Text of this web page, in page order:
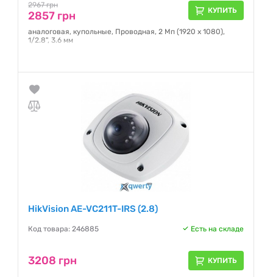
2967 грн
2857 грн КУПИТЬ
аналоговая, купольные, Проводная, 2 Мп (1920 x 1080),
1/2.8", 3.6 мм
HikVision AE-VC211T-IRS (2.8)
Код товара: 246885 Есть на складе
3208 грн КУПИТЬ